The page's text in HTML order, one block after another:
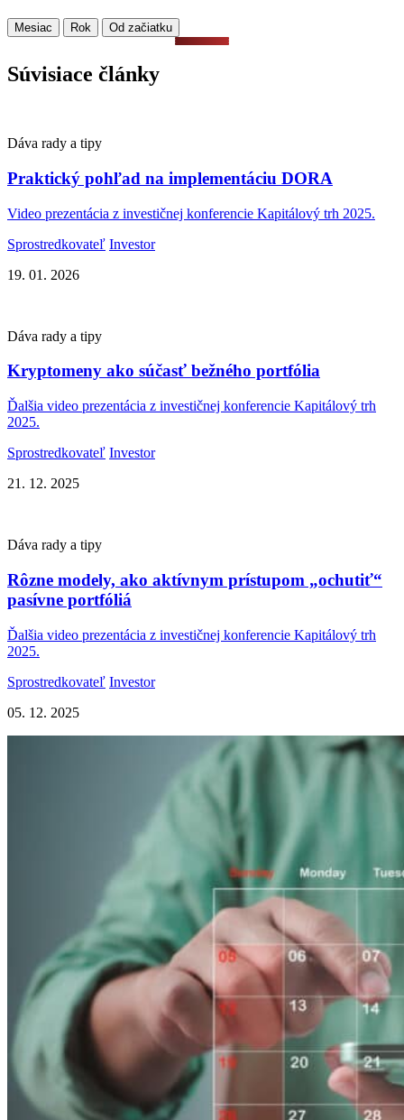
Mesiac Rok Od začiatku
Súvisiace články
Dáva rady a tipy
Praktický pohľad na implementáciu DORA
Video prezentácia z investičnej konferencie Kapitálový trh 2025.
Sprostredkovateľ Investor
19. 01. 2026
Dáva rady a tipy
Kryptomeny ako súčasť bežného portfólia
Ďalšia video prezentácia z investičnej konferencie Kapitálový trh
2025.
Sprostredkovateľ Investor
21. 12. 2025
Dáva rady a tipy
Rôzne modely, ako aktívnym prístupom „ochutiť“
pasívne portfóliá
Ďalšia video prezentácia z investičnej konferencie Kapitálový trh
2025.
Sprostredkovateľ Investor
05. 12. 2025